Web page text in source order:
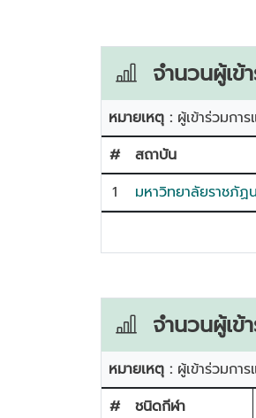
จำนวนผู้เข้
หมายเหตุ : ผู้เข้าร่วมกา
#
สถาบัน
1
มหาวิทยาลัยราชภัฏ
จำนวนผู้เ
หมายเหตุ : ผู้เข้าร่วมกา
#
ชนิดกีฬา